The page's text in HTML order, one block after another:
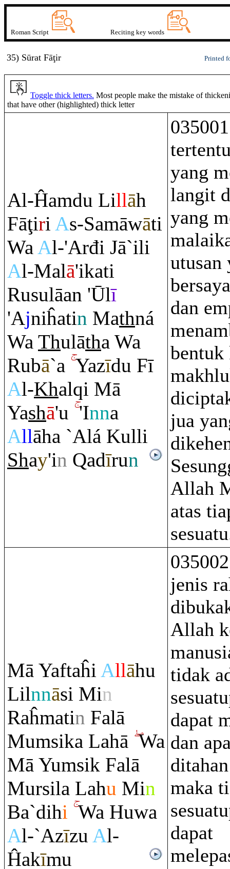
Roman Script Reciting key words
35) Sūrat Fāţir Printed
Toggle thick letters. Most people make the mistake of
that have other (highlighted) thick letter
Al-Ĥamdu Lillāh
Fāţiri As-Samāwāti
WaAl-'Arđi Jā`ili
Al-Malā'ikati
Rusulāan 'Ūlī
'Ajniĥatin Mathná
Wa Thulātha Wa
Rubā`a Yazīdu Fī
Al-Khalqi Mā
Yashā'u 'Inna
Allāha `Alá Kulli
Shay'in Qadīrun
yang
langit
yang
utusan
dan
bentuk
jua
Allah
atas
Mā Yaftaĥi Allāhu
Lilnnāsi Min
Raĥmatin Falā
Mumsika Lahā Wa
Mā Yumsik Falā
Mursila Lahu Min
Ba`dihi Wa Huwa
Al-`Azīzu Al-
Ĥakīmu
jenis
Allah
tidak
dapat
dan
maka
dapat